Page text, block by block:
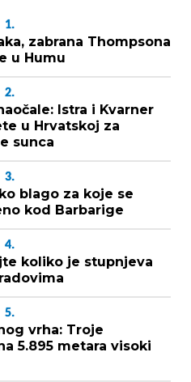
1.
zabrana Thompsona
u Humu
2.
Istra i Kvarner
u Hrvatskoj za
sunca
3.
blago za koje se
kod Barbarige
4.
koliko je stupnjeva
5.
vrha: Troje
5.895 metara visoki